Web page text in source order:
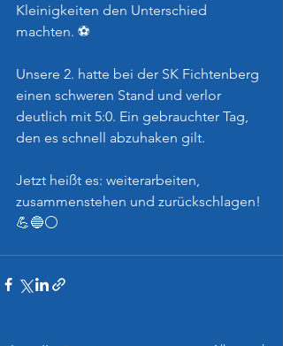
Kleinigkeiten den Unterschied
machten. ⚽️
Unsere 2. hatte bei der SK Fichtenberg
einen schweren Stand und verlor
deutlich mit 5:0. Ein gebrauchter Tag,
den es schnell abzuhaken gilt.
Jetzt heißt es: weiterarbeiten,
zusammenstehen und zurückschlagen!
💪🔵⚪️